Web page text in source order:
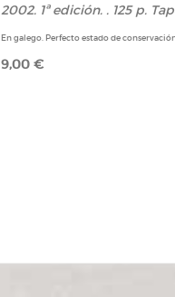
2002. 1ª edición. . 125 p.
En galego. Perfecto estado de
9,00 €